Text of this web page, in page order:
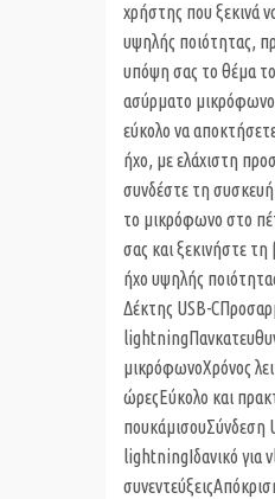
χρήστης που ξεκινά
υψηλής ποιότητας,
υπόψη σας το θέμα
ασύρματο μικρόφωνο
εύκολο να
ήχο, με ελάχιστη
συνδέστε τη
το μικρόφωνο στο
σας και ξεκινήστε
ήχο υψηλής
Δέκτης USB-
μικρόφωνοΧρόνος
ώρεςΕύκολο και
πουκάμισουΣύνδεση
lightningΙδανικό για